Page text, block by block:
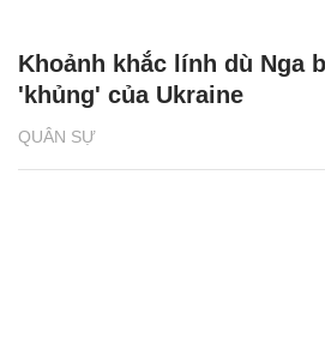
QUÂN SỰ
Khoảnh khắc lính dù Nga
'khủng' của Ukraine